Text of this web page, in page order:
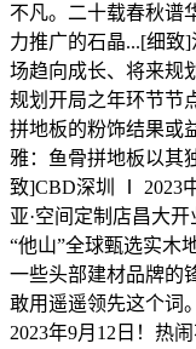
不凡。二十载春秋谱
力推广的石晶...[细致
场趋向成长、将来规
规划开局之年环节节
拼地板的粉饰结果或
雅：鱼骨拼地板以其
致]CBD深圳 Ⅰ 2023
亚·空间定制店昌大开
“他山”全球甄选实木
一些头部建材品牌的
敢用遥遥领先这个词
2023年9月12日！热